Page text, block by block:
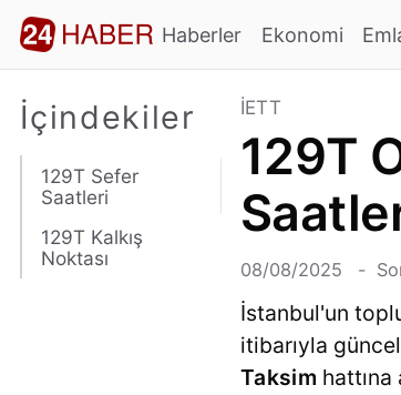
Haberler Ekonomi
İçindekiler
129T Sefer
Saatleri
129T Kalkış
Noktası
İETT
129T
08/08/2025
İstanbul'un
itibarıyla
Taksim